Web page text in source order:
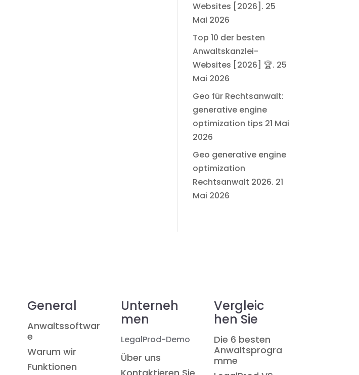
Websites [2026]. 25
Mai 2026
Top 10 der besten
Anwaltskanzlei-
Websites [2026] 🏆. 25
Mai 2026
Geo für Rechtsanwalt:
generative engine
optimization tips 21 Mai
2026
Geo generative engine
optimization
Rechtsanwalt 2026. 21
Mai 2026
General
Anwaltssoftwar
e
Warum wir
Funktionen
Unterneh
men
LegalProd-Demo
Über uns
Vergleic
hen Sie
Die 6 besten
Anwaltsprogra
mme